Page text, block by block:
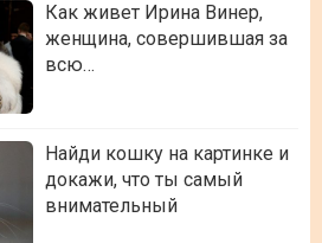
Как живет Ирина Винер,
женщина, совершившая за
всю…
Найди кошку на картинке и
докажи, что ты самый
внимательный